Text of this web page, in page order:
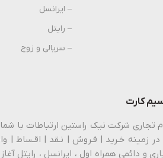
– ایرانسل
– رایتل
– سریالی و زوج
کارت
و دائمی همراه اول ، ایرانسل ، رایتل